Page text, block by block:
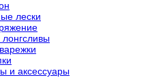
лески
лонгсливы
и аксессуары